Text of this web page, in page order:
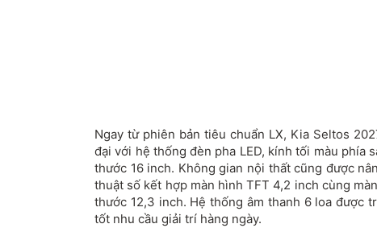
Ngay từ phiên bản tiêu chuẩn LX, Kia Seltos
đại với hệ thống đèn pha LED, kính tối màu phía
thước 16 inch. Không gian nội thất cũng được
thuật số kết hợp màn hình TFT 4,2 inch cùng
thước 12,3 inch. Hệ thống âm thanh 6 loa được
tốt nhu cầu giải trí hàng ngày.